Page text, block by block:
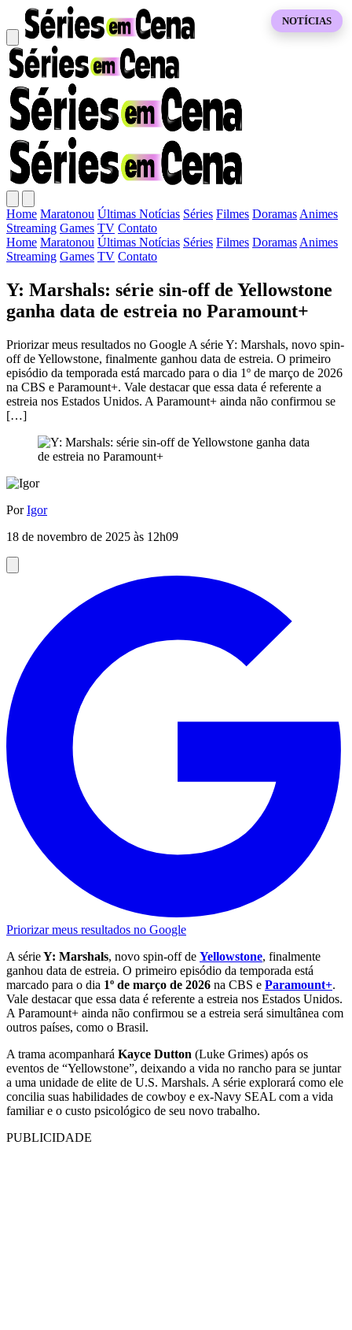
Home Maratonou Últimas Notícias Séries Filmes Doramas Animes
Streaming Games TV Contato
Home Maratonou Últimas Notícias Séries Filmes Doramas Animes
Streaming Games TV Contato
Y: Marshals: série sin-off de Yellowstone
ganha data de estreia no Paramount+
Priorizar meus resultados no Google A série Y: Marshals, novo spin-
off de Yellowstone, finalmente ganhou data de estreia. O primeiro
episódio da temporada está marcado para o dia 1º de março de 2026
na CBS e Paramount+. Vale destacar que essa data é referente a
estreia nos Estados Unidos. A Paramount+ ainda não confirmou se
[…]
NOTÍCIAS
PorIgor
18 de novembro de 2025 às 12h09
Priorizar meus resultados no Google
A sérieY: Marshals, novo spin-off de Yellowstone, finalmente
ganhou data de estreia. O primeiro episódio da temporada está
marcado para o dia 1º de março de 2026 na CBS e Paramount+.
Vale destacar que essa data é referente a estreia nos Estados Unidos.
A Paramount+ ainda não confirmou se a estreia será simultânea com
outros países, como o Brasil.
A trama acompanhará Kayce Dutton (Luke Grimes) após os
eventos de “Yellowstone”, deixando a vida no rancho para se juntar
a uma unidade de elite de U.S. Marshals. A série explorará como ele
concilia suas habilidades de cowboy e ex-Navy SEAL com a vida
familiar e o custo psicológico de seu novo trabalho.
PUBLICIDADE